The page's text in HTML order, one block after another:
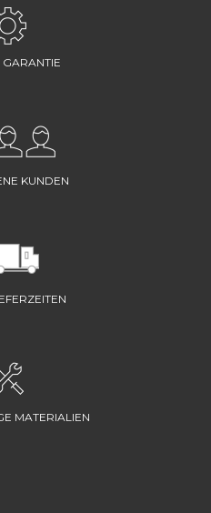
GARANTIE
KUNDEN
MATERIALIEN